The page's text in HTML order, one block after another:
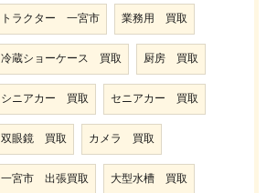
トラクター 一宮市 業務用 買取
冷蔵ショーケース 買取 厨房 買取
シニアカー 買取 セニアカー 買取
双眼鏡 買取 カメラ 買取
一宮市 出張買取 大型水槽 買取